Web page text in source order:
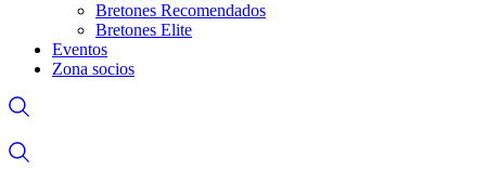
Bretones Recomendados
Bretones Elite
Eventos
Zona socios